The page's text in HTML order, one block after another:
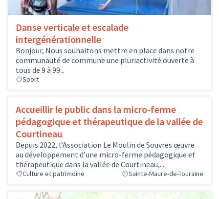
Danse verticale et escalade
intergénérationnelle
Bonjour, Nous souhaitons mettre en place dans notre
communauté de commune une pluriactivité ouverte à
tous de 9 à 99...
Sport
Accueillir le public dans la micro-ferme
pédagogique et thérapeutique de la vallée de
Courtineau
Depuis 2022, l’Association Le Moulin de Souvres œuvre
au développement d’une micro-ferme pédagogique et
thérapeutique dans la vallée de Courtineau,...
Culture et patrimoine Sainte-Maure-de-Touraine